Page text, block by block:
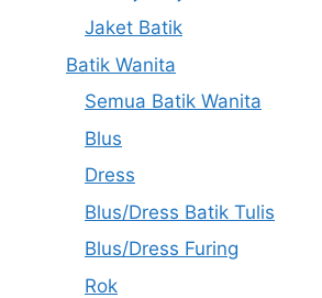
Jaket Batik
Batik Wanita
Semua Batik Wanita
Blus
Dress
Blus/Dress Batik Tulis
Blus/Dress Furing
Rok